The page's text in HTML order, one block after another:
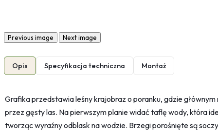
Previous image Next image
Opis Specyfikacja techniczna Montaż
Grafika przedstawia leśny krajobraz o poranku, gdzie
przez gęsty las. Na pierwszym planie widać taflę wody, która
tworząc wyraźny odblask na wodzie. Brzegi porośnięte są